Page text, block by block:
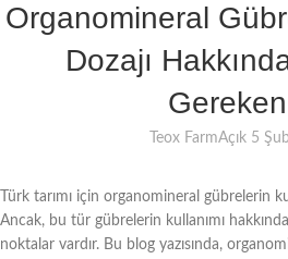
Organomineral
Dozajı
Teox FarmAçık 5
Türk tarımı için organomineral gübrelerin
Ancak, bu tür gübrelerin kullanımı
noktalar vardır. Bu blog yazısında,